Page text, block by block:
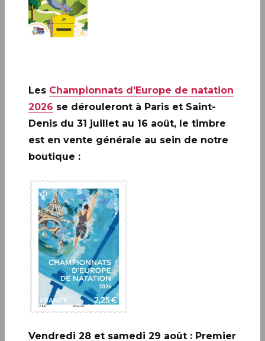
Un peu d’histoire…
Sa création en 1864, en passant par de nombreuses
urgences, jusqu’à l’épidémie de COVID-19, 10
timbres-poste retracent l’évolution de
l’engagement de la Croix-Rouge française dans sa
diversité d’actions : gestion de la crue
68 000 infirmières lors de la Première guerre
mondiale, déploiement de l’activité de maintien
des liens familiaux avec les prisonniers de guerre
dès 1940, actions à destination de la petite-enfance
en 1947, soins à domicile et les maison de retraites
EHPAD des personnes âgées en 1956, formation du
1 000 000èmesecouriste aux gestes qui sauvent en
1977, apparition de l'activité de maraudes en 1984…
et le timbre 1864-2024 qui célèbre les 160 ans de la
Croix-Rouge française.
Les Championnats d'Europe de natation
2026 se dérouleront à Paris et Saint-
Denis du 31 juillet au 16 août, le timbre
est en vente générale au sein de notre
boutique :
Vendredi 28 et samedi 29 août : Premier